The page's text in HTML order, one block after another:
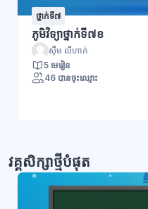
ថ្នាក់ទី៧
ភូមិវិទ្យាថ្នាក់ទី៧ខ
ស៊ឹម លីហាក់
5 មេរៀន
46 បានចុះឈ្មោះ
វគ្គសិក្សាថ្មីបំផុត